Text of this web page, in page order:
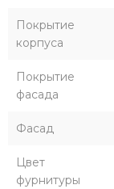
Покрытие
корпуса
Покрытие
фасада
Фасад
Цвет
фурнитуры